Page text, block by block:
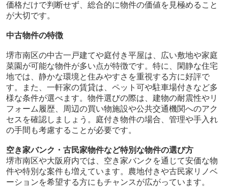
価格だけで判断せず、総合的に物件の価値を見極めること
が大切です。
中古物件の特徴
堺市南区の中古一戸建てや庭付き平屋は、広い敷地や家庭
菜園が可能な物件が多い点が特徴です。特に、閑静な住宅
地では、静かな環境と住みやすさを重視する方に好評で
す。また、一軒家の賃貸は、ペット可や駐車場付きなど多
様な条件が選べます。物件選びの際は、建物の耐震性やリ
フォーム履歴、周辺の買い物施設や公共交通機関へのアク
セスを確認しましょう。庭付き物件の場合、管理や手入れ
の手間も考慮することが必要です。
空き家バンク・古民家物件など特別な物件の選び方
堺市南区や大阪府内では、空き家バンクを通じて安価な物
件や特別な案件も増えています。農地付きや古民家リノベ
ーションを希望する方にもチャンスが広がっています。